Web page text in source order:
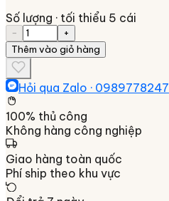
Số lượng · tối thiểu 5 cái
−
+
Thêm vào giỏ hàng
Hỏi qua Zalo · 0989778247
100% thủ công
Không hàng công nghiệp
Giao hàng toàn quốc
Phí ship theo khu vực